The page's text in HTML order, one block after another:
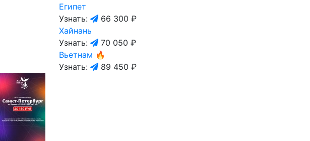
Египет
Узнать:
66 300 ₽
Хайнань
Узнать:
70 050 ₽
Вьетнам 🔥
Узнать:
89 450 ₽